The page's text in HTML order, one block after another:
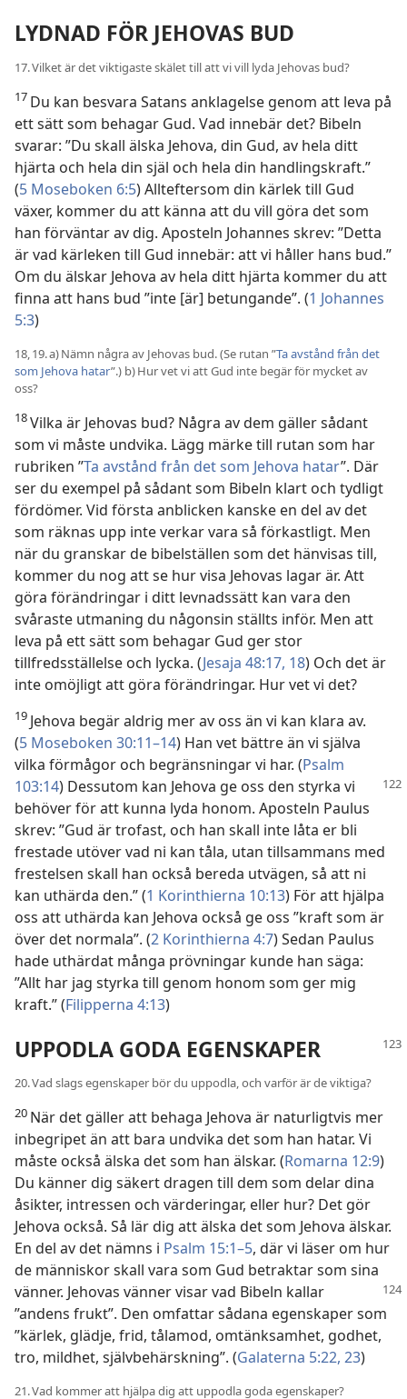
LYDNAD FÖR JEHOVAS BUD
17. Vilket är det viktigaste skälet till att vi vill lyda Jehovas bud?
17 Du kan besvara Satans anklagelse genom att leva på
ett sätt som behagar Gud. Vad innebär det? Bibeln
svarar: ”Du skall älska Jehova, din Gud, av hela ditt
hjärta och hela din själ och hela din handlingskraft.”
(5 Moseboken 6:5) Allteftersom din kärlek till Gud
växer, kommer du att känna att du vill göra det som
han förväntar av dig. Aposteln Johannes skrev: ”Detta
är vad kärleken till Gud innebär: att vi håller hans bud.”
Om du älskar Jehova av hela ditt hjärta kommer du att
finna att hans bud ”inte [är] betungande”. (1 Johannes
5:3)
18, 19. a) Nämn några av Jehovas bud. (Se rutan ”Ta avstånd från det
som Jehova hatar”.) b) Hur vet vi att Gud inte begär för mycket av
oss?
18Vilka är Jehovas bud? Några av dem gäller sådant
som vi måste undvika. Lägg märke till rutan som har
rubriken ”Ta avstånd från det som Jehova hatar”. Där
ser du exempel på sådant som Bibeln klart och tydligt
fördömer. Vid första anblicken kanske en del av det
som räknas upp inte verkar vara så förkastligt. Men
när du granskar de bibelställen som det hänvisas till,
kommer du nog att se hur visa Jehovas lagar är. Att
göra förändringar i ditt levnadssätt kan vara den
svåraste utmaning du någonsin ställts inför. Men att
leva på ett sätt som behagar Gud ger stor
tillfredsställelse och lycka. (Jesaja 48:17, 18) Och det är
inte omöjligt att göra förändringar. Hur vet vi det?
19 Jehova begär aldrig mer av oss än vi kan klara av.
(5 Moseboken 30:11–14) Han vet bättre än vi själva
vilka förmågor och begränsningar vi har. (Psalm
103:14) Dessutom kan Jehova ge oss den styrka vi
behöver för att kunna lyda honom. Aposteln Paulus
skrev: ”Gud är trofast, och han skall inte låta er bli
frestade utöver vad ni kan tåla, utan tillsammans med
frestelsen skall han också bereda utvägen, så att ni
kan uthärda den.” (1 Korinthierna 10:13) För att hjälpa
oss att uthärda kan Jehova också ge oss ”kraft som är
över det normala”. (2 Korinthierna 4:7) Sedan Paulus
hade uthärdat många prövningar kunde han säga:
”Allt har jag styrka till genom honom som ger mig
kraft.” (Filipperna 4:13)
UPPODLA GODA EGENSKAPER
20. Vad slags egenskaper bör du uppodla, och varför är de viktiga?
20 När det gäller att behaga Jehova är naturligtvis mer
inbegripet än att bara undvika det som han hatar. Vi
måste också älska det som han älskar. (Romarna 12:9)
Du känner dig säkert dragen till dem som delar dina
åsikter, intressen och värderingar, eller hur? Det gör
Jehova också. Så lär dig att älska det som Jehova älskar.
En del av det nämns i Psalm 15:1–5, där vi läser om hur
de människor skall vara som Gud betraktar som sina
vänner. Jehovas vänner visar vad Bibeln kallar
”andens frukt”. Den omfattar sådana egenskaper som
”kärlek, glädje, frid, tålamod, omtänksamhet, godhet,
tro, mildhet, självbehärskning”. (Galaterna 5:22, 23)
21. Vad kommer att hjälpa dig att uppodla goda egenskaper?